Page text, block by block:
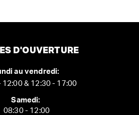
D'OUVERTURE
au vendredi:
12:00 & 12:30 - 17:00
Samedi:
08:30 - 12:00